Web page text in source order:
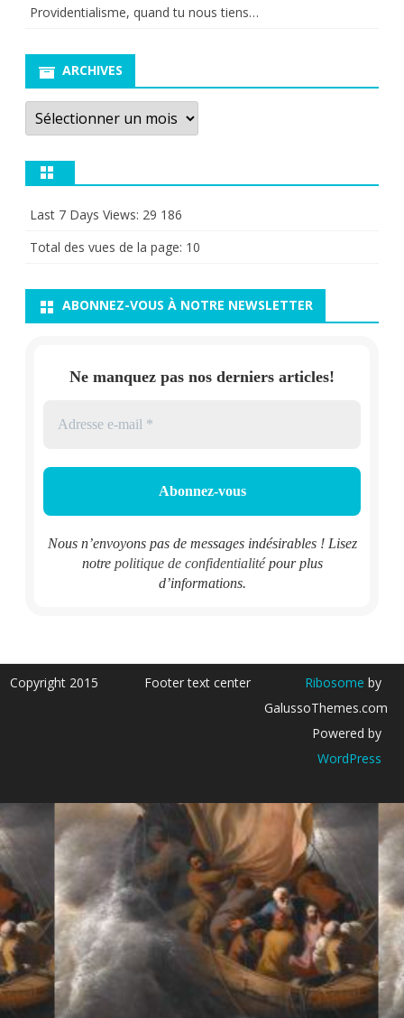
Providentialisme, quand tu nous tiens…
ARCHIVES
Archives
Last 7 Days Views: 29 186
Total des vues de la page: 10
ABONNEZ-VOUS À NOTRE NEWSLETTER
Ne manquez pas nos derniers articles!
Nous n’envoyons pas de messages indésirables ! Lisez
notre politique de confidentialitépour plus
d’informations.
Copyright 2015 Footer text center Ribosome by
GalussoThemes.com
Powered by
WordPress